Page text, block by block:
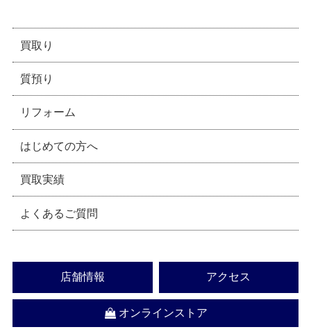
買取り
質預り
リフォーム
はじめての方へ
買取実績
よくあるご質問
店舗情報 アクセス
オンラインストア